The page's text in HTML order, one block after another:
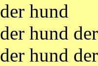
der hund
der hund
der hund